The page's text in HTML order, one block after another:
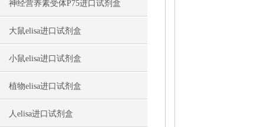
神经营养素受体P75进口试剂盒
大鼠elisa进口试剂盒
小鼠elisa进口试剂盒
植物elisa进口试剂盒
人elisa进口试剂盒